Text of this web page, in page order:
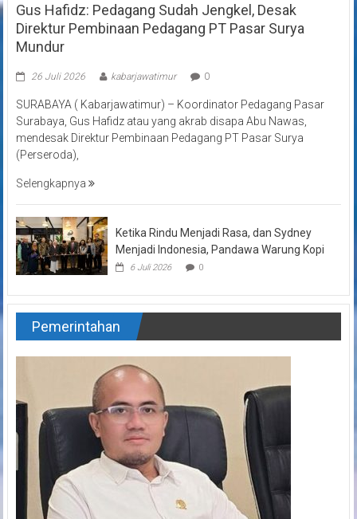
Gus Hafidz: Pedagang Sudah Jengkel, Desak
Direktur Pembinaan Pedagang PT Pasar Surya
Mundur
26 Juli 2026 kabarjawatimur 0
SURABAYA ( Kabarjawatimur) – Koordinator Pedagang Pasar
Surabaya, Gus Hafidz atau yang akrab disapa Abu Nawas,
mendesak Direktur Pembinaan Pedagang PT Pasar Surya
(Perseroda),
Selengkapnya
Ketika Rindu Menjadi Rasa, dan Sydney
Menjadi Indonesia, Pandawa Warung Kopi
6 Juli 2026 0
Pemerintahan